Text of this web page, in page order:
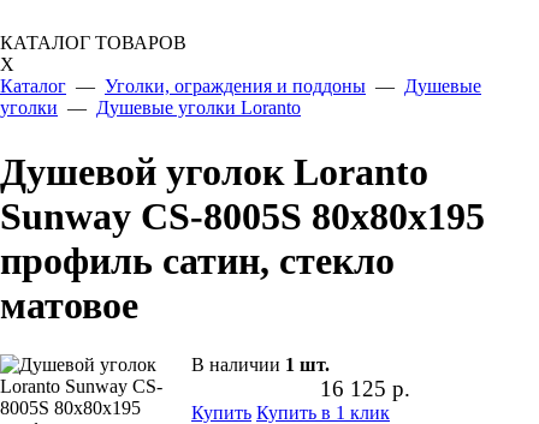
КАТАЛОГ ТОВАРОВ
X
Каталог — Уголки, ограждения и поддоны — Душевые
уголки — Душевые уголки Loranto
Душевой уголок Loranto
Sunway CS-8005S 80х80х195
профиль сатин, стекло
матовое
В наличии 1 шт.
16 125 р.
Купить Купить в 1 клик